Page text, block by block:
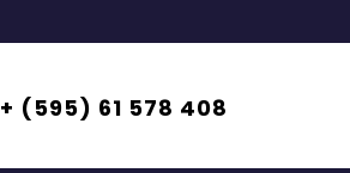
+ (595) 61 578 408